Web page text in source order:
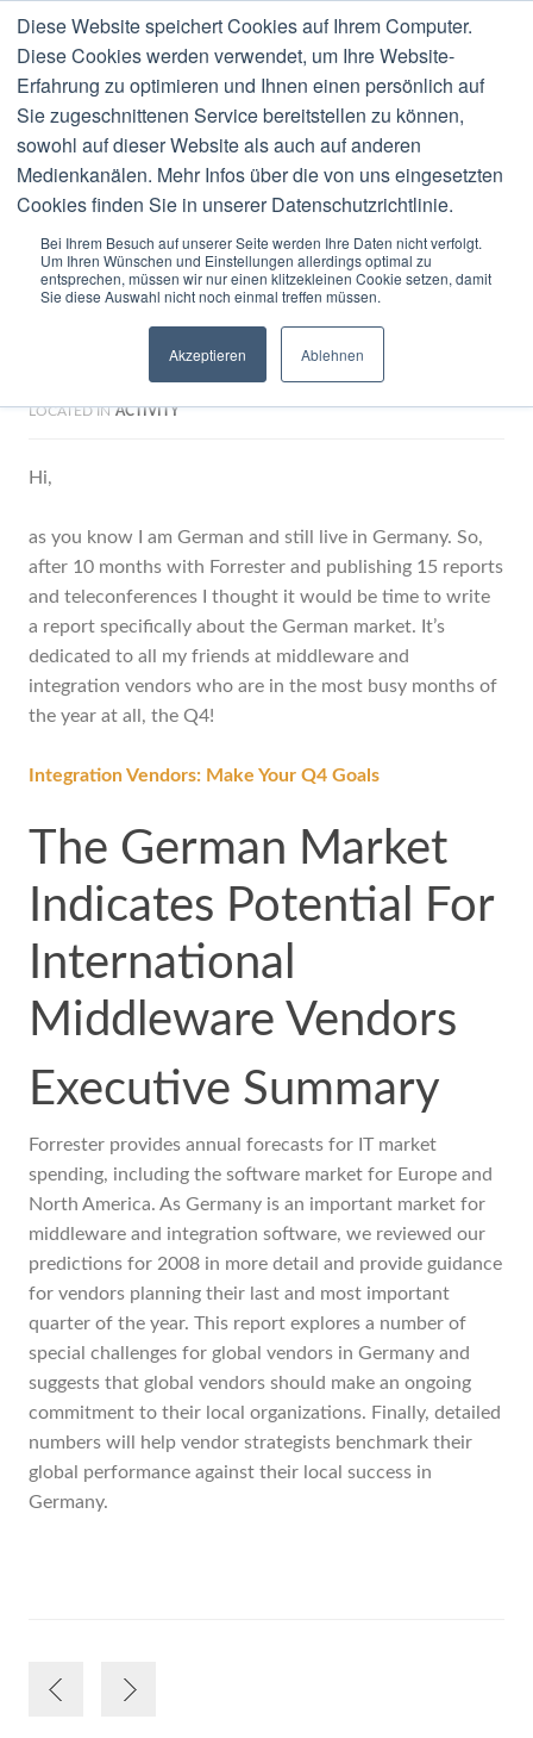
Diese Website speichert Cookies auf Ihrem Computer.
Diese Cookies werden verwendet, um Ihre Website-
Erfahrung zu optimieren und Ihnen einen persönlich auf
Sie zugeschnittenen Service bereitstellen zu können,
sowohl auf dieser Website als auch auf anderen
Medienkanälen. Mehr Infos über die von uns eingesetzten
Cookies finden Sie in unserer Datenschutzrichtlinie.
Bei Ihrem Besuch auf unserer Seite werden Ihre Daten nicht verfolgt.
Um Ihren Wünschen und Einstellungen allerdings optimal zu
entsprechen, müssen wir nur einen klitzekleinen Cookie setzen, damit
Sie diese Auswahl nicht noch einmal treffen müssen.
Akzeptieren Ablehnen
MENU
Blog
OCTOBER152008 0 COMMENTS
Integration Vendors: Make
Your Q4 Goals
LOCATED IN ACTIVITY
Hi,
as you know I am German and still live in Germany. So,
after 10 months with Forrester and publishing 15 reports
and teleconferences I thought it would be time to write
a report specifically about the German market. It’s
dedicated to all my friends at middleware and
integration vendors who are in the most busy months of
the year at all, the Q4!
Integration Vendors: Make Your Q4 Goals
The German Market
Indicates Potential For
International
Middleware Vendors
Executive Summary
Forrester provides annual forecasts for IT market
spending, including the software market for Europe and
North America. As Germany is an important market for
middleware and integration software, we reviewed our
predictions for 2008 in more detail and provide guidance
for vendors planning their last and most important
quarter of the year. This report explores a number of
special challenges for global vendors in Germany and
suggests that global vendors should make an ongoing
commitment to their local organizations. Finally, detailed
numbers will help vendor strategists benchmark their
global performance against their local success in
Germany.